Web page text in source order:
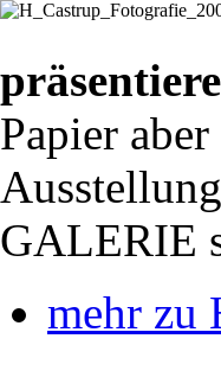
Papier
GALERIE
mehr zu